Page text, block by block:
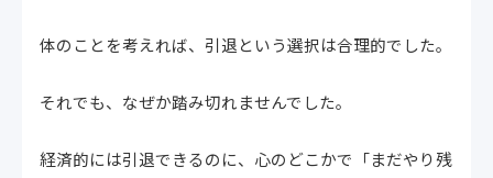
体のことを考えれば、引退という選択は合理的でした。
それでも、なぜか踏み切れませんでした。
経済的には引退できるのに、心のどこかで「まだやり残